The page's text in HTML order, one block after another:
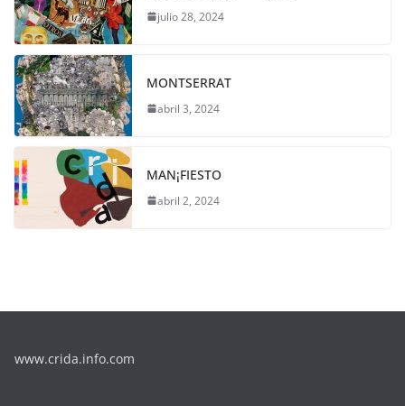
julio 28, 2024
MONTSERRAT
abril 3, 2024
MAN¡FIESTO
abril 2, 2024
www.crida.info.com